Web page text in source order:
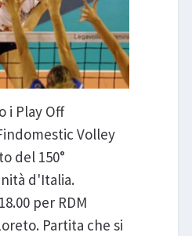
i Play Off
Volley
del 150°
d'Italia.
per RDM
Partita che si